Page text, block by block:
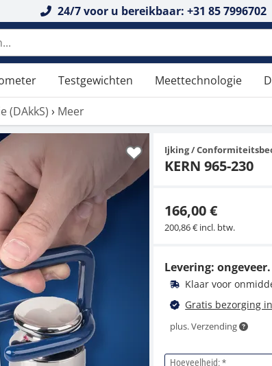
24/7 voor u bereikbaar: +31 85 7996702
Testgewichten Meettechnologie
(DAkkS) › Meer
Ijking /
KERN 965-230
166,00 €
200,86 € incl. btw.
Levering: ongeveer.
Klaar voor
Gratis bezorging
plus. Verzending
Hoeveelheid: